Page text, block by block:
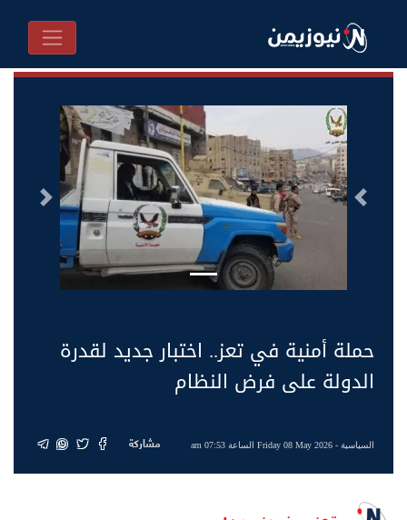
السابق التالى
حملة أمنية في تعز.. اختبار جديد لقدرة
الدولة على فرض النظام
السياسية- Friday 08 May 2026 الساعة 07:53 am مشاركة